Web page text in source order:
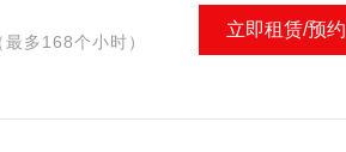
多168个小时）
立即租赁/预约